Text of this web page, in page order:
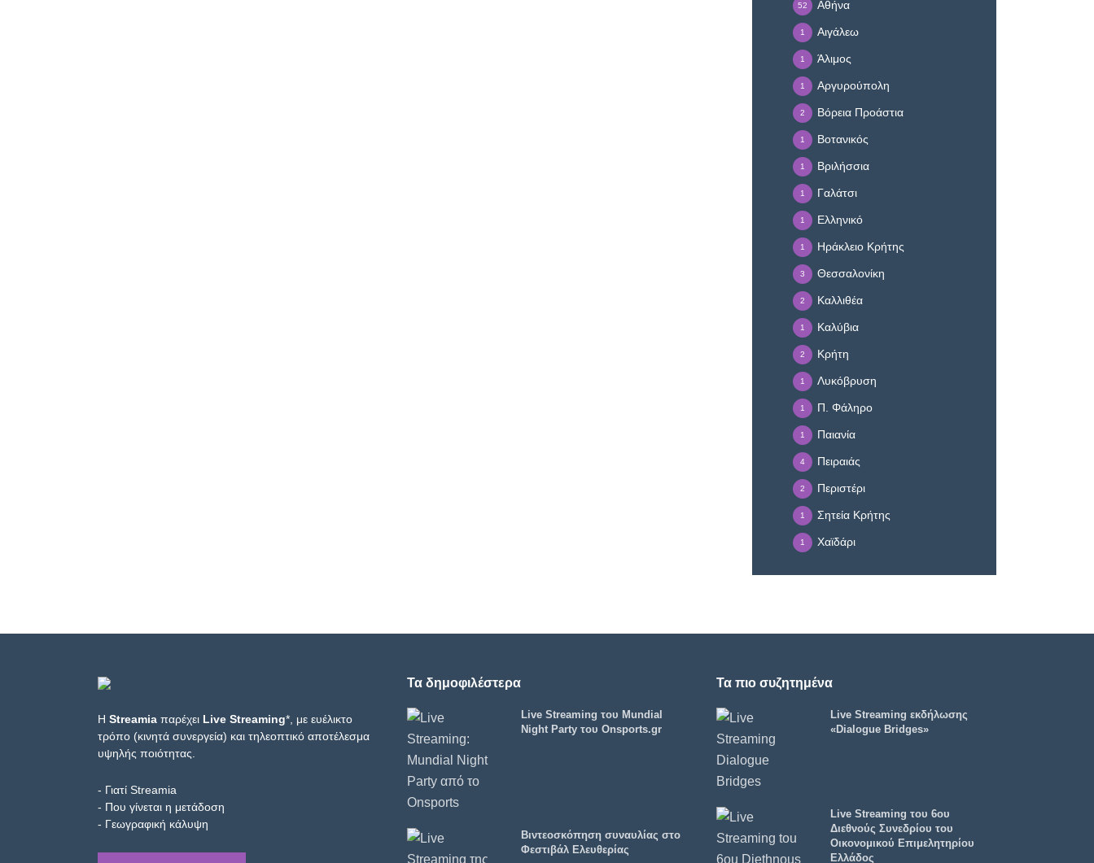
Αθήνα
52
Αιγάλεω
1
Άλιμος
1
Αργυρούπολη
1
Βόρεια Προάστια
2
Βοτανικός
1
Βριλήσσια
1
Γαλάτσι
1
Ελληνικό
1
Ηράκλειο Κρήτης
1
Θεσσαλονίκη
3
Καλλιθέα
2
Καλύβια
1
Κρήτη
2
Λυκόβρυση
1
Π. Φάληρο
1
Παιανία
1
Πειραιάς
4
Περιστέρι
2
Σητεία Κρήτης
1
Χαϊδάρι
1
Η Streamia παρέχει Live Streaming*, με ευέλικτο
τρόπο (κινητά συνεργεία) και τηλεοπτικό αποτέλεσμα
υψηλής ποιότητας.
- Γιατί Streamia
- Που γίνεται η μετάδοση
- Γεωγραφική κάλυψη
Τα δημοφιλέστερα
Live Streaming του Mundial
Night Party του Onsports.gr
Βιντεοσκόπηση συναυλίας στο
Φεστιβάλ Ελευθερίας
Τα πιο συζητημένα
Live Streaming εκδήλωσης
«Dialogue Bridges»
Live Streaming του 6ου
Διεθνούς Συνεδρίου του
Οικονομικού Επιμελητηρίου
Ελλάδος